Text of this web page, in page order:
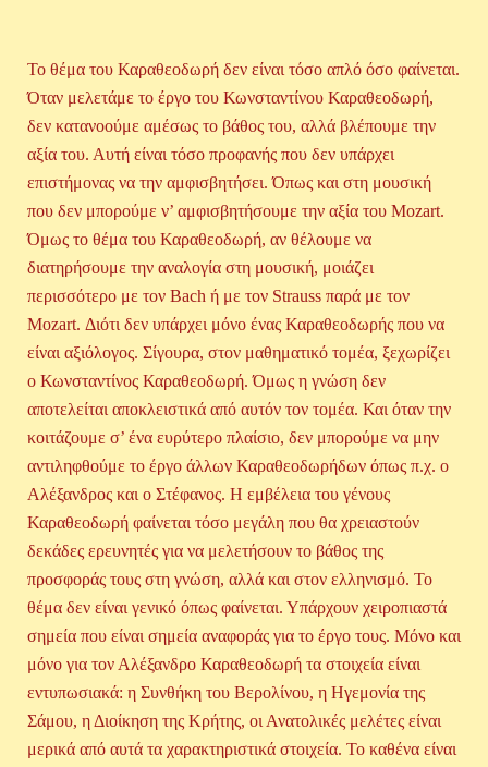
Το θέμα του Καραθεοδωρή δεν είναι τόσο απλό όσο φαίνεται.
Όταν μελετάμε το έργο του Κωνσταντίνου Καραθεοδωρή,
δεν κατανοούμε αμέσως το βάθος του, αλλά βλέπουμε την
αξία του. Αυτή είναι τόσο προφανής που δεν υπάρχει
επιστήμονας να την αμφισβητήσει. Όπως και στη μουσική
που δεν μπορούμε ν’ αμφισβητήσουμε την αξία του Mozart.
Όμως το θέμα του Καραθεοδωρή, αν θέλουμε να
διατηρήσουμε την αναλογία στη μουσική, μοιάζει
περισσότερο με τον Bach ή με τον Strauss παρά με τον
Mozart. Διότι δεν υπάρχει μόνο ένας Καραθεοδωρής που να
είναι αξιόλογος. Σίγουρα, στον μαθηματικό τομέα, ξεχωρίζει
ο Κωνσταντίνος Καραθεοδωρή. Όμως η γνώση δεν
αποτελείται αποκλειστικά από αυτόν τον τομέα. Και όταν την
κοιτάζουμε σ’ ένα ευρύτερο πλαίσιο, δεν μπορούμε να μην
αντιληφθούμε το έργο άλλων Καραθεοδωρήδων όπως π.χ. ο
Αλέξανδρος και ο Στέφανος. Η εμβέλεια του γένους
Καραθεοδωρή φαίνεται τόσο μεγάλη που θα χρειαστούν
δεκάδες ερευνητές για να μελετήσουν το βάθος της
προσφοράς τους στη γνώση, αλλά και στον ελληνισμό. Το
θέμα δεν είναι γενικό όπως φαίνεται. Υπάρχουν χειροπιαστά
σημεία που είναι σημεία αναφοράς για το έργο τους. Μόνο και
μόνο για τον Αλέξανδρο Καραθεοδωρή τα στοιχεία είναι
εντυπωσιακά: η Συνθήκη του Βερολίνου, η Ηγεμονία της
Σάμου, η Διοίκηση της Κρήτης, οι Ανατολικές μελέτες είναι
μερικά από αυτά τα χαρακτηριστικά στοιχεία. Το καθένα είναι